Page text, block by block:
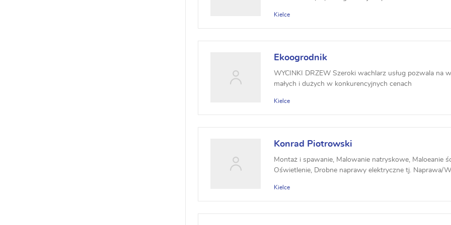
Kielce
Ekoogrodnik
WYCINKI DRZEW Szeroki wachlarz usług pozwala na
małych i dużych w konkurencyjnych cenach
Kielce
Konrad Piotrowski
Montaż i spawanie, Malowanie natryskowe, Maloeanie
Oświetlenie, Drobne naprawy elektryczne tj. Naprawa/
Kielce